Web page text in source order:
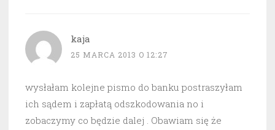
kaja
25 MARCA 2013 O 12:27
wysłałam kolejne pismo do banku postraszyłam
ich sądem i zapłatą odszkodowania no i
zobaczymy co będzie dalej . Obawiam się że